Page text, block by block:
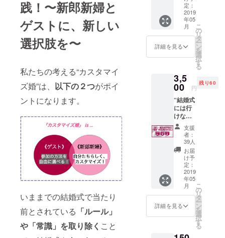
践！〜新郎新婦と
ゲストに、新しい
選択肢を〜
私たちの考える“カスタマイ
ズ婚”は、 以下の２つがポイ
ントになります。
いままでの結婚式で当たり
前とされている 「ルール」
や「常識」を取り除く こと
前も記
載させ
て頂き
ます！
当日の
お写真
を掲
載。
また
「共
のお名
前も記
載させ
て頂き
ます！
（但
し、
BOOK
お渡し
はござ
いませ
ん）
人向
け】気
賓で参
加
BOOK
付き ✔︎
新郎新
婦が
信する
結婚式
にオン
ライン
で参
加！ ✔︎
「カス
タマイ
ズ婚」
BOOK
のプレ
ゼント
Facebo
okの非
公開プ
ロジェ
定：
2019
年05
月
詳細を見る
こ
の
リ
タ
ー
ン
を
選
択
す
る
3,5
00 円
残り60
“結婚式
には行
けない
けど、
お祝
い！”
【友
人・知
人向
け】気
賓で参
（BOO
Kなし）
✔︎ 新郎
新婦が
信する
支援
者：
39人
お届
け予
定：
2019
年05
月
詳細を見る
こ
の
リ
タ
ー
ン
を
選
択
す
る